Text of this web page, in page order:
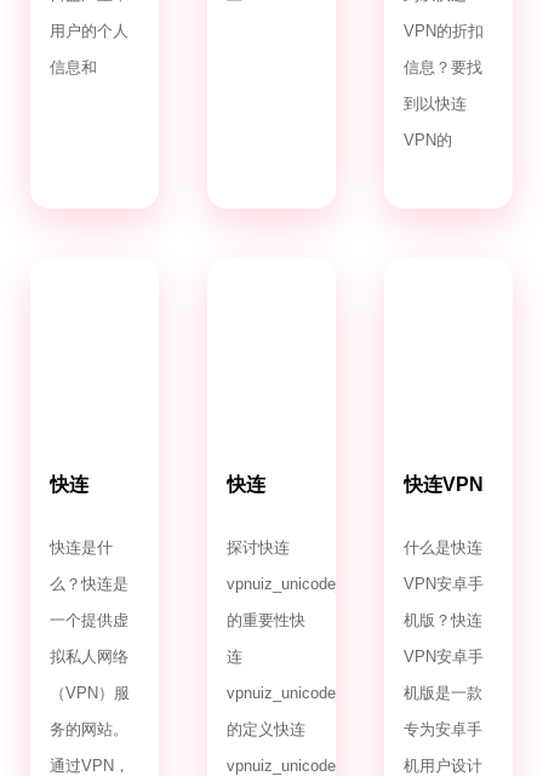
用户的个人
信息和
VPN的折扣
信息？要找
到以快连
VPN的
快连
快连是什
么？快连是
一个提供虚
拟私人网络
（VPN）服
务的网站。
通过VPN，
快连
探讨快连
vpnuiz_unicode_2.0
的重要性快
连
vpnuiz_unicode_2.0
的定义快连
vpnuiz_unicode_2.0
快连VPN
版
什么是快连
VPN安卓手
机版？快连
VPN安卓手
机版是一款
专为安卓手
机用户设计